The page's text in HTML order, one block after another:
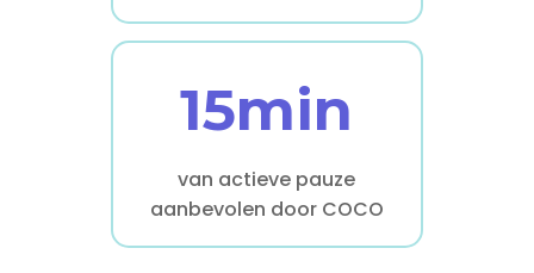
15min
van actieve pauze
aanbevolen door COCO